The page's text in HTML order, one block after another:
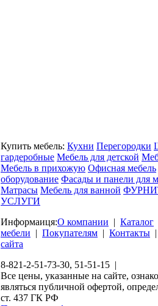
Купить мебель: Кухни Перегородки
гардеробные Мебель для детской
Мебель в прихожую Офисная мебель
оборудование Фасады и панели для
Матрасы Мебель для ванной
УСЛУГИ
Информаиця:О компании | Каталог
мебели | Покупателям | Контакты |
сайта
8-821-2-51-73-30, 51-51-15 |
Все цены, указанные на сайте,
являться публичной офертой,
ст. 437 ГК РФ